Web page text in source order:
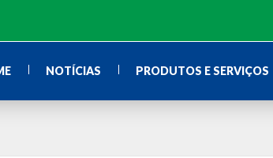
NOTÍCIAS PRODUTOS E SERVIÇOS